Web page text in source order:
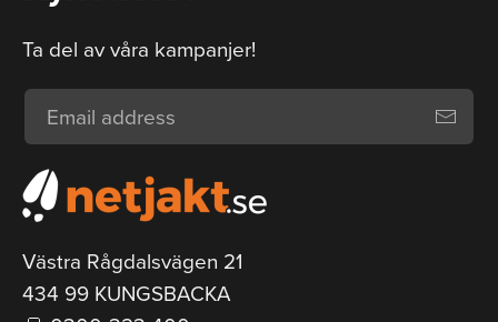
Ta del av våra kampanjer!
Västra Rågdalsvägen 21
434 99 KUNGSBACKA